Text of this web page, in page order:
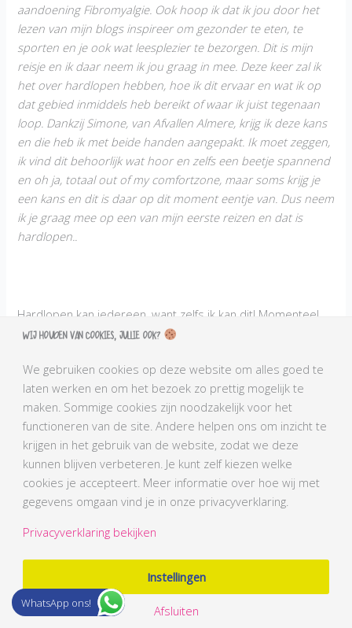
aandoening Fibromyalgie. Ook hoop ik dat ik jou door het
lezen van mijn blogs inspireer om gezonder te eten, te
sporten en je ook wat leesplezier te bezorgen. Dit is mijn
reisje en ik daar neem ik jou graag in mee. Deze keer zal ik
het over hardlopen hebben, hoe ik dit ervaar en wat ik op
dat gebied inmiddels heb bereikt of waar ik juist tegenaan
loop. Dankzij Simone, van Afvallen Almere, krijg ik deze kans
en die heb ik met beide handen aangepakt. Ik moet zeggen,
ik vind dit behoorlijk wat hoor en zelfs een beetje spannend
en oh ja, totaal out of my comfortzone, maar soms krijg je
een kans en dit is daar op dit moment eentje van. Dus neem
ik je graag mee op een van mijn eerste reizen en dat is
hardlopen..
Hardlopen kan iedereen, want zelfs ik kan dit! Momenteel
begin ik dit weer op te pakken op een heel laag niveau, want
beginnen klein en zullen uiteindelijk een groot resultaat
hebben met onderweg soms wat hindernissen zoals
blessures, maar ook dit maakt mij sterker om uiteindelijk
mijn doel te bereiken.
Misschien vraag jij je af wanneer ik voor het eerst ging
hardlopen?! Dit was geloof ik in 2013 of 2014, ik weet het
niet meer precies. Mijn beste vriendinnetje liep hard en ik
Alleen heeft zij van de woorden ‘niet kunnen’ nog nooit
gehoord. Uiteindelijk heb ik toch de 0-5 km lessen van Evy
Gruyaert op mijn telefoon gezet (althans mijn man) en ik
was klaar om te gaan. Wist ik veel dat er tussen wandelen
en lopen een flink verschil zat. Ik dacht wel even op het
Wij houden van cookies, jullie ook?
We gebruiken cookies op deze website om alles goed te
laten werken en om het bezoek zo prettig mogelijk te
maken. Sommige cookies zijn noodzakelijk voor het
functioneren van de site. Andere helpen ons om inzicht te
krijgen in het gebruik van de website, zodat we deze
kunnen blijven verbeteren. Je kunt zelf kiezen welke
cookies je accepteert. Meer informatie over hoe wij met
gegevens omgaan vind je in onze privacyverklaring.
Privacyverklaring bekijken
Instellingen
Afsluiten
WhatsApp ons!